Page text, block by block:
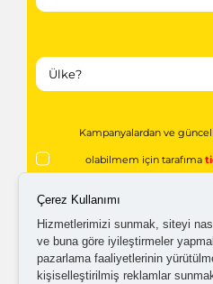
Kampanyalardan ve
olabilmem için tarafıma
Kişisel verilerimin
açık rıza metni 'ni
Çerez Kullanımı
Hizmetlerimizi sunmak, siteyi
ve buna göre iyileştirmeler
pazarlama faaliyetlerinin
kişiselleştirilmiş reklamlar